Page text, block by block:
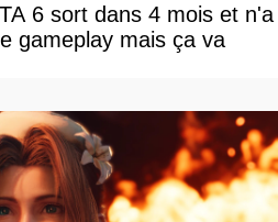
6 sort dans 4 mois et n'a
gameplay mais ça va